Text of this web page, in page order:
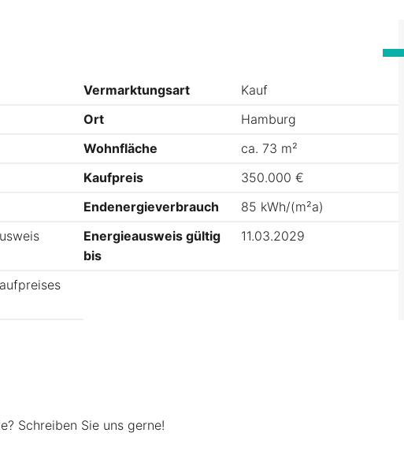
Vermarktungsart
Kauf
Ort
Hamburg
Wohnfläche
ca. 73 m²
Kaufpreis
350.000 €
Endenergieverbrauch
85 kWh/(m²a)
Energieausweis gültig
bis
11.03.2029
Schreiben Sie uns gerne!